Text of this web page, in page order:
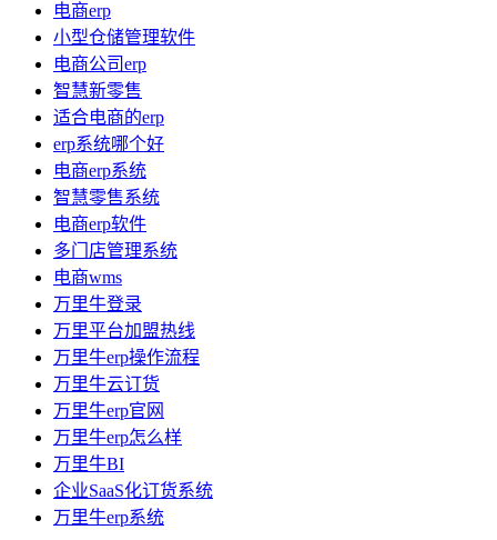
电商erp
小型仓储管理软件
电商公司erp
智慧新零售
适合电商的erp
erp系统哪个好
电商erp系统
智慧零售系统
电商erp软件
多门店管理系统
电商wms
万里牛登录
万里平台加盟热线
万里牛erp操作流程
万里牛云订货
万里牛erp官网
万里牛erp怎么样
万里牛BI
企业SaaS化订货系统
万里牛erp系统